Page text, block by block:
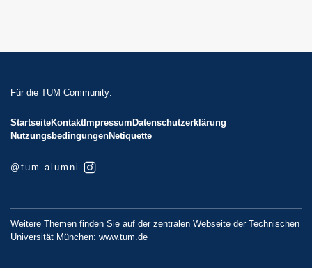
Für die TUM Community:
StartseiteKontaktImpressumDatenschutzerklärung
NutzungsbedingungenNetiquette
@tum.alumni
Weitere Themen finden Sie auf der zentralen Webseite der Technischen
Universität München: www.tum.de